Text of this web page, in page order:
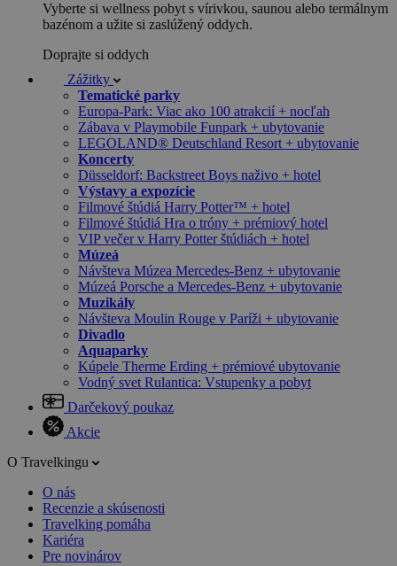
Vyberte si wellness pobyt s vírivkou, saunou alebo termálnym
bazénom a užite si zaslúžený oddych.
Doprajte si oddych
Zážitky
Tematické parky
Europa-Park: Viac ako 100 atrakcií + nocľah
Zábava v Playmobile Funpark + ubytovanie
LEGOLAND® Deutschland Resort + ubytovanie
Koncerty
Düsseldorf: Backstreet Boys naživo + hotel
Výstavy a expozície
Filmové štúdiá Harry Potter™ + hotel
Filmové štúdiá Hra o tróny + prémiový hotel
VIP večer v Harry Potter štúdiách + hotel
Múzeá
Návšteva Múzea Mercedes-Benz + ubytovanie
Múzeá Porsche a Mercedes-Benz + ubytovanie
Muzikály
Návšteva Moulin Rouge v Paríži + ubytovanie
Divadlo
Aquaparky
Kúpele Therme Erding + prémiové ubytovanie
Vodný svet Rulantica: Vstupenky a pobyt
Darčekový poukaz
Akcie
O Travelkingu
O nás
Recenzie a skúsenosti
Travelking pomáha
Kariéra
Pre novinárov